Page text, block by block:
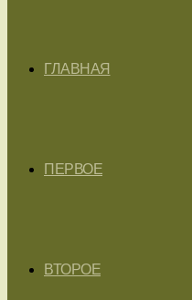
ГЛАВНАЯ
ПЕРВОЕ
ВТОРОЕ